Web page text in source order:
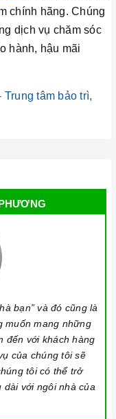
chính hãng. Chúng
dịch vụ chăm sóc
hành, hậu mãi
Trung tâm bảo trì,
bạn” và đó cũng là
muốn mang những
đến với khách hàng
của chúng tôi sẽ
tôi có thể trở
dài với ngôi nhà của